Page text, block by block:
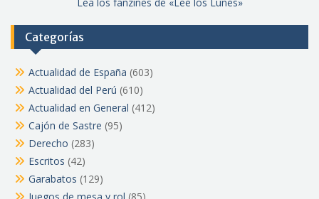
Categorías
Actualidad de España (603)
Actualidad del Perú (610)
Actualidad en General (412)
Cajón de Sastre (95)
Derecho (283)
Escritos (42)
Garabatos (129)